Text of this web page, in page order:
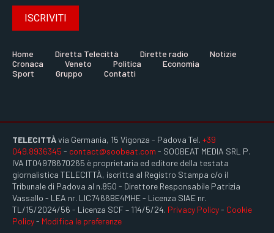
ISCRIVITI
Home Diretta Telecittà Dirette radio
Notizie
Cronaca
Veneto Politica
Economia
Sport
Gruppo Contatti
TELECITTÀvia Germania, 15 Vigonza - Padova Tel. +39
049.8936345 - contact@soobeat.com - SOOBEAT MEDIA SRL P.
IVA IT04978670265 è proprietaria ed editore della testata
giornalistica TELECITTÀ, iscritta al Registro Stampa c/o il
Tribunale di Padova al n.850 - Direttore Responsabile Patrizia
Vassallo - LEA nr. LIC7466BE4MHE - Licenza SIAE nr.
TL/15/2024/56 - Licenza SCF – 114/5/24. Privacy Policy- Cookie
Policy- Modifica le preferenze